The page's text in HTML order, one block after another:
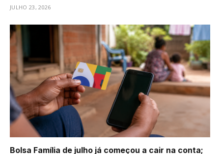
JULHO 23, 2026
Bolsa Família de julho já começou a cair na conta;